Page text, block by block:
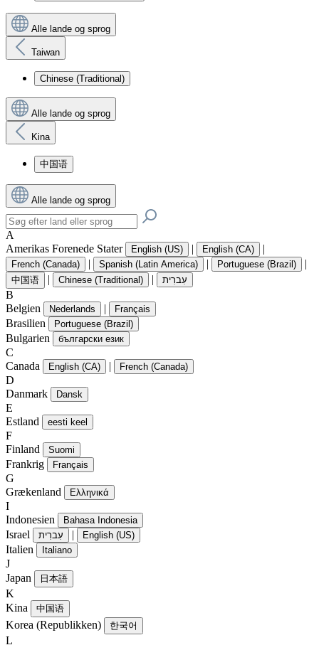
Alle lande og sprog
Taiwan
Chinese (Traditional)
Alle lande og sprog
Kina
中国语
Alle lande og sprog
A
Amerikas Forenede Stater
English (US) | English (CA) |
French (Canada) | Spanish (Latin America) | Portuguese (Brazil) |
中国语 | Chinese (Traditional) | עִברִית
B
Belgien
Nederlands | Français
Brasilien Portuguese (Brazil)
Bulgarien български език
C
Canada
English (CA) | French (Canada)
D
Danmark
Dansk
E
Estland
eesti keel
F
Finland
Suomi
Frankrig Français
G
Grækenland
Ελληνικά
I
Indonesien
Bahasa Indonesia
Israel עִברִית | English (US)
Italien Italiano
J
Japan
日本語
K
Kina
中国语
Korea (Republikken) 한국어
L